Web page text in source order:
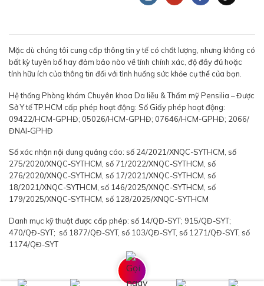
Mặc dù chúng tôi cung cấp thông tin y tế có chất lượng, nhưng không có
bất kỳ tuyên bố hay đảm bảo nào về tính chính xác, độ đầy đủ hoặc
tính hữu ích của thông tin đối với tình huống sức khỏe cụ thể của bạn.
Hệ thống Phòng khám Chuyên khoa Da liễu & Thẩm mỹ Pensilia – Được
Sở Y tế TP.HCM cấp phép hoạt động: Số Giấy phép hoạt động:
09422/HCM-GPHĐ; 05026/HCM-GPHĐ; 07646/HCM-GPHĐ; 2066/
ĐNAI-GPHĐ
Số xác nhận nội dung quảng cáo: số 24/2021/XNQC-SYTHCM, số
275/2020/XNQC-SYTHCM, số 71/2022/XNQC-SYTHCM, số
276/2020/XNQC-SYTHCM, số 17/2021/XNQC-SYTHCM, số
18/2021/XNQC-SYTHCM, số 146/2025/XNQC-SYTHCM, số
179/2025/XNQC-SYTHCM, số 128/2025/XNQC-SYTHCM
Danh mục kỹ thuật được cấp phép: số 14/QĐ-SYT; 915/QĐ-SYT;
470/QĐ-SYT; số 1877/QĐ-SYT, số 103/QĐ-SYT, số 1271/QĐ-SYT, số
1174/QĐ-SYT